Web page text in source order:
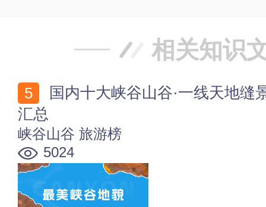
相关知识
汇总
峡谷山谷 旅游榜
5024